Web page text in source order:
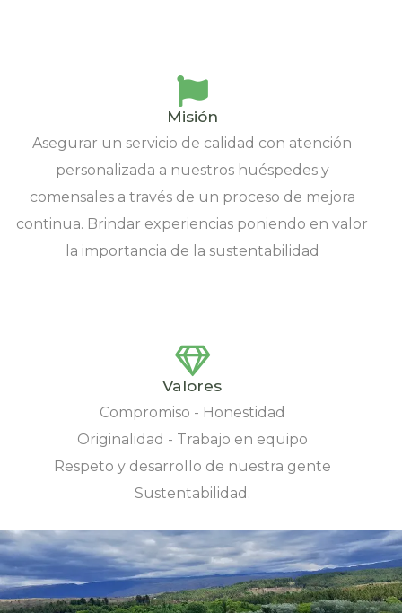
Misión
Asegurar un servicio de calidad con atención
personalizada a nuestros huéspedes y
comensales a través de un proceso de mejora
continua. Brindar experiencias poniendo en valor
la importancia de la sustentabilidad
Valores
Compromiso - Honestidad
Originalidad - Trabajo en equipo
Respeto y desarrollo de nuestra gente
Sustentabilidad.